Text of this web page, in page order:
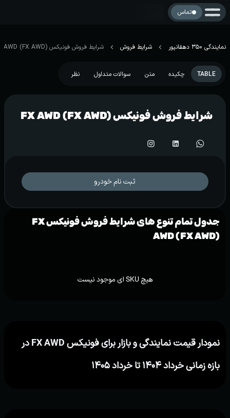
تماس
نمایندگی 350 دهقانپور شرایط فروش شرایط فروش فونیکس FX AWD (FX AWD)
TABLE چکیده متن سوالات متداول نظر
شرایط فروش فونیکس FX AWD (FX AWD)
ثبت نام خودرو
جدول تمام تنوع های شرایط فروش فونیکس FX
AWD (FX AWD)
هیچ SKU ای موجود نیست
نمودار قیمت نمایندگی و بازار برای فونیکس FX AWD در
بازه زمانی خرداد ۱۴۰۴ تا خرداد ۱۴۰۵